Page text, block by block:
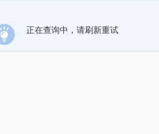
正在查询中，请刷新重试